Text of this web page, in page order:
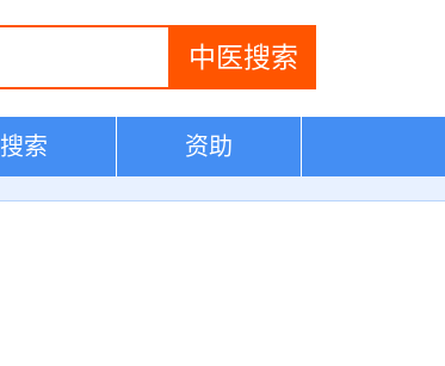
搜索 资助